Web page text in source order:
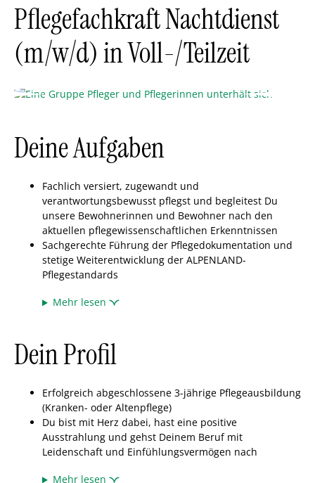
Pflegefachkraft Nachtdienst
(m/w/d) in Voll-/Teilzeit
Deine Aufgaben
Fachlich versiert, zugewandt und
verantwortungsbewusst pflegst und begleitest Du
unsere Bewohnerinnen und Bewohner nach den
aktuellen pflegewissenschaftlichen Erkenntnissen
Sachgerechte Führung der Pflegedokumentation und
stetige Weiterentwicklung der ALPENLAND-
Pflegestandards
Mehr lesen
Dein Profil
Erfolgreich abgeschlossene 3-jährige Pflegeausbildung
(Kranken- oder Altenpflege)
Du bist mit Herz dabei, hast eine positive
Ausstrahlung und gehst Deinem Beruf mit
Leidenschaft und Einfühlungsvermögen nach
Mehr lesen